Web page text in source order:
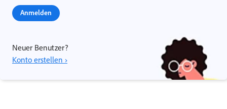
Anmelden
Neuer Benutzer?
Konto erstellen ›